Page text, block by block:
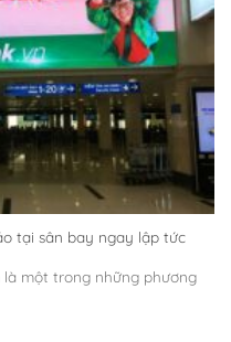
tại sân bay ngay lập tức
một trong những phương